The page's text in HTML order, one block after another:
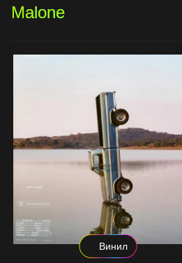
Malone
Винил